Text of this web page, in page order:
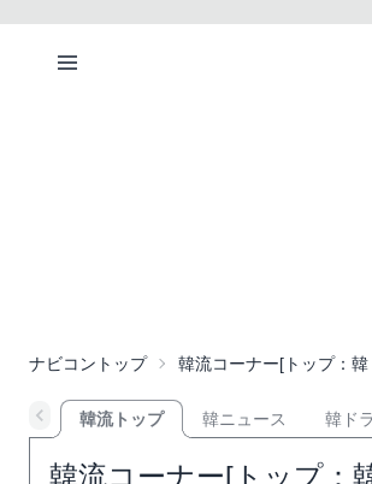
ナビコントップ 韓流コーナー[トップ：
韓流トップ 韓ニュース 韓ド
韓流コーナー[トップ：